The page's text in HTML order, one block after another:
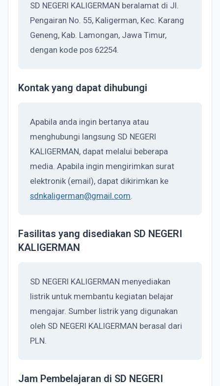
SD NEGERI KALIGERMAN beralamat di Jl.
Pengairan No. 55, Kaligerman, Kec. Karang
Geneng, Kab. Lamongan, Jawa Timur,
dengan kode pos 62254.
Kontak yang dapat dihubungi
Apabila anda ingin bertanya atau
menghubungi langsung SD NEGERI
KALIGERMAN, dapat melalui beberapa
media. Apabila ingin mengirimkan surat
elektronik (email), dapat dikirimkan ke
sdnkaligerman@gmail.com.
Fasilitas yang disediakan SD NEGERI
KALIGERMAN
SD NEGERI KALIGERMAN menyediakan
listrik untuk membantu kegiatan belajar
mengajar. Sumber listrik yang digunakan
oleh SD NEGERI KALIGERMAN berasal dari
PLN.
Jam Pembelajaran di SD NEGERI